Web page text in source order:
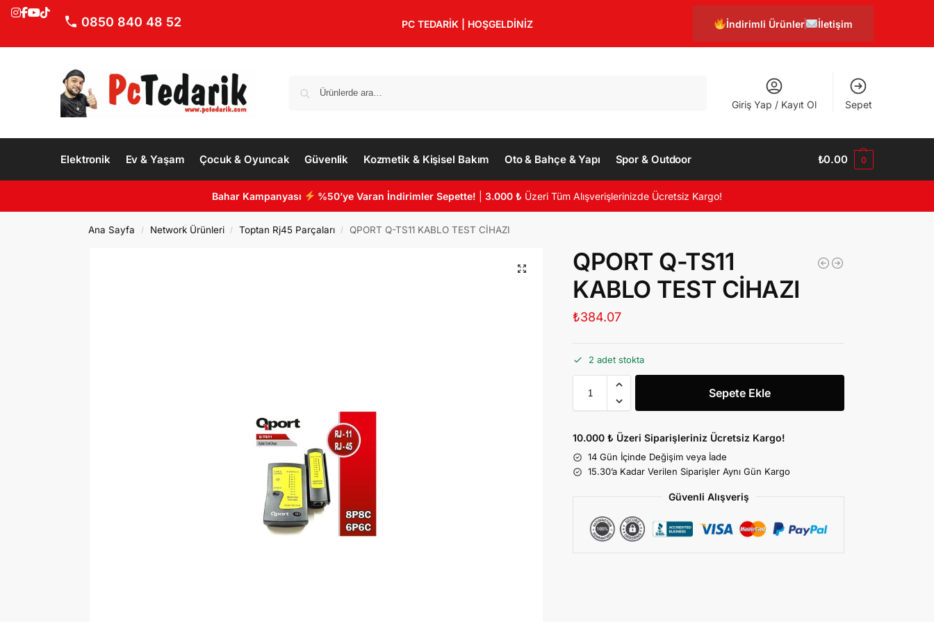
0850 840 48 52 PC TEDARİK | HOŞGELDİNİZ İndirimli Ürünler İletişim
Giriş Yap / Kayıt Ol Sepet
Elektronik Ev & Yaşam Çocuk & Oyuncak Güvenlik Kozmetik & Kişisel Bakım Oto & Bahçe & Yapı Spor & Outdoor ₺0.00 0
Bahar Kampanyası %50’ye Varan İndirimler Sepette! |3.000 ₺ Üzeri Tüm Alışverişlerinizde Ücretsiz Kargo!
Ana Sayfa / Network Ürünleri / Toptan Rj45 Parçaları / QPORT Q-TS11 KABLO TEST CİHAZI
QPORT Q-TS11
KABLO TEST CİHAZI
₺384.07
2 adet stokta
Sepete Ekle
10.000 ₺ Üzeri Siparişleriniz Ücretsiz Kargo!
14 Gün İçinde Değişim veya İade
15.30’a Kadar Verilen Siparişler Aynı Gün Kargo
Güvenli Alışveriş